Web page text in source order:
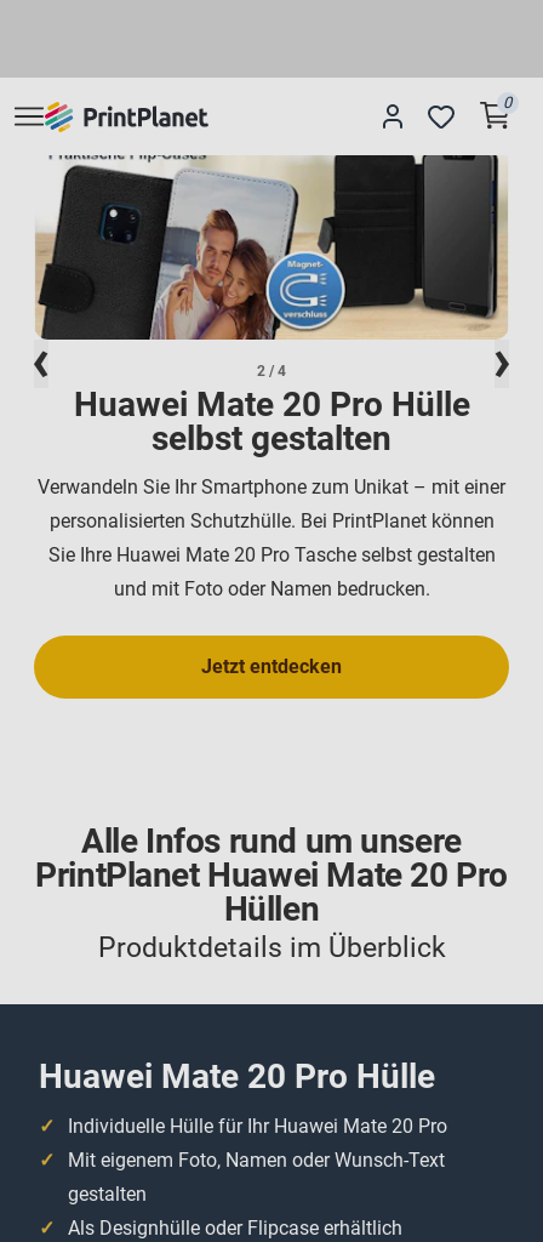
0
2 / 4
Huawei Mate 20 Pro Hülle
selbst gestalten
Verwandeln Sie Ihr Smartphone zum Unikat – mit einer
personalisierten Schutzhülle. Bei PrintPlanet können
Sie Ihre Huawei Mate 20 Pro Tasche selbst gestalten
und mit Foto oder Namen bedrucken.
Jetzt entdecken
Alle Infos rund um unsere
PrintPlanet Huawei Mate 20 Pro
Hüllen
Produktdetails im Überblick
Huawei Mate 20 Pro Hülle
Individuelle Hülle für Ihr Huawei Mate 20 Pro
Mit eigenem Foto, Namen oder Wunsch-Text
gestalten
Als Designhülle oder Flipcase erhältlich